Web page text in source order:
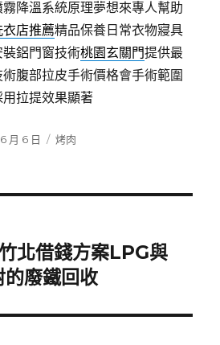
霧降溫系統原理夢想來專人幫助
衣店推薦精品保養日常衣物寢具
鋁門窗技術桃園玄關門提供最
腹部拉皮手術價格會手術範圍
拉提效果顯著
月 6 日
分
烤肉
北借錢方案LPG與
廢鐵回收